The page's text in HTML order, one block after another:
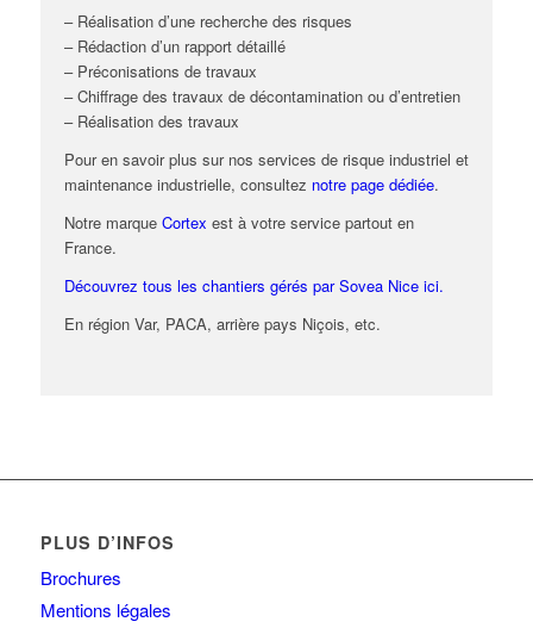
– Réalisation d’une recherche des risques
– Rédaction d’un rapport détaillé
– Préconisations de travaux
– Chiffrage des travaux de décontamination ou d’entretien
– Réalisation des travaux
Pour en savoir plus sur nos services de risque industriel et
maintenance industrielle, consultez notre page dédiée.
Notre marque Cortex est à votre service partout en
France.
Découvrez tous les chantiers gérés par Sovea Nice ici.
En région Var, PACA, arrière pays Niçois, etc.
PLUS D’INFOS
Brochures
Mentions légales